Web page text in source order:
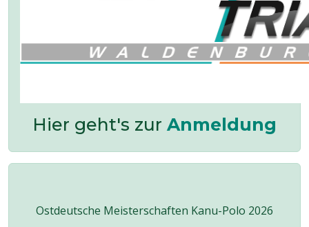
Hier geht's zur Anmeldung
Ostdeutsche Meisterschaften Kanu-Polo 2026